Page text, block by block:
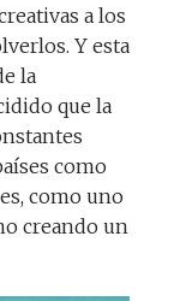
a los
Y esta
la
que la
como
como uno
creando un